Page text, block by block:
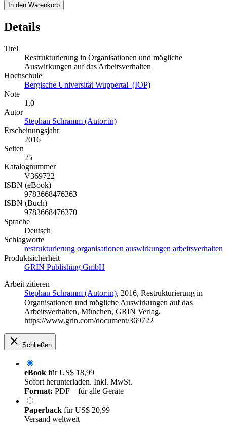
In den Warenkorb
Details
Titel
Restrukturierung in Organisationen und mögliche
Auswirkungen auf das Arbeitsverhalten
Hochschule
Bergische Universität Wuppertal (IOP)
Note
1,0
Autor
Stephan Schramm (Autor:in)
Erscheinungsjahr
2016
Seiten
25
Katalognummer
V369722
ISBN (eBook)
9783668476363
ISBN (Buch)
9783668476370
Sprache
Deutsch
Schlagworte
restrukturierung organisationen auswirkungen arbeitsverhalten
Produktsicherheit
GRIN Publishing GmbH
Arbeit zitieren
Stephan Schramm (Autor:in), 2016, Restrukturierung in
Organisationen und mögliche Auswirkungen auf das
Arbeitsverhalten, München, GRIN Verlag,
https://www.grin.com/document/369722
Schließen
eBook fürUS$ 18,99
Sofort herunterladen. Inkl. MwSt.
Format: PDF – für alle Geräte
Paperback fürUS$ 20,99
Versand weltweit